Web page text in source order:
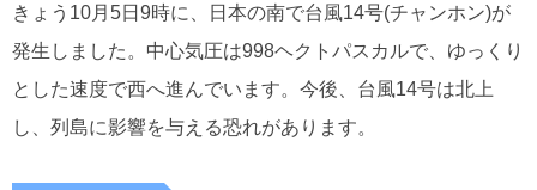
きょう10月5日9時に、日本の南で台風14号(チャンホン)が
発生しました。中心気圧は998ヘクトパスカルで、ゆっくり
とした速度で西へ進んでいます。今後、台風14号は北上
し、列島に影響を与える恐れがあります。